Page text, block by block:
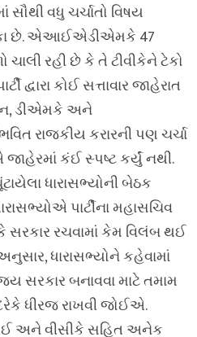
વધુ ચર્ચાતો વિષય
છે. એઆઈએડીએમકે 47
રહી છે કે તે ટીવીકેને ટેકો
દ્વારા કોઈ સત્તાવાર જાહેરાત
ડીએમકે અને
રાજકીય કરારની પણ ચર્ચા
કંઈ સ્પષ્ટ કર્યું નથી.
ધારાસભ્યોની બેઠક
પાર્ટીના મહાસચિવ
રચવામાં કેમ વિલંબ થઈ
ધારાસભ્યોને કહેવામાં
સરકાર બનાવવા માટે તમામ
ધીરજ રાખવી જોઈએ.
અને વીસીકે સહિત અનેક